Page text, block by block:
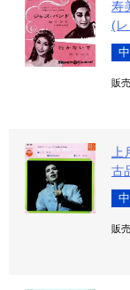
寿
(
販
古
販